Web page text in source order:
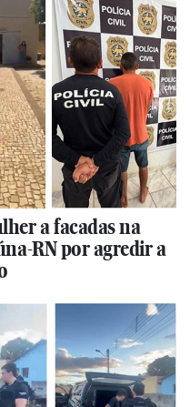
a facadas na
RN por agredir a